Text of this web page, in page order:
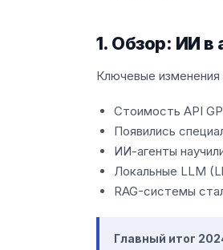
1. Обзор: ИИ в
Ключевые изменения
Стоимость API
Появились
ИИ-агенты
Локальные LLM
RAG-системы
Главный итог